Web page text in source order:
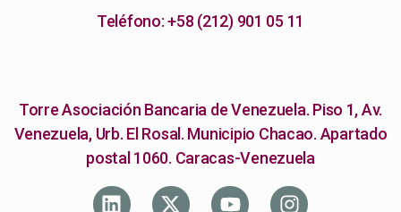
Teléfono: +58 (212) 901 05 11
Torre Asociación Bancaria de Venezuela. Piso 1, Av.
Venezuela, Urb. El Rosal. Municipio Chacao. Apartado
postal 1060. Caracas-Venezuela